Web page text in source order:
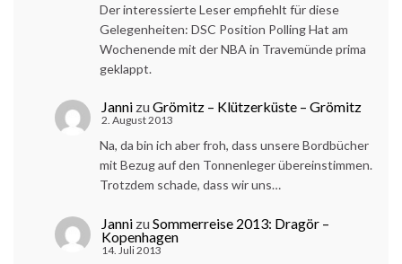
Der interessierte Leser empfiehlt für diese
Gelegenheiten: DSC Position Polling Hat am
Wochenende mit der NBA in Travemünde prima
geklappt.
Janni zuGrömitz – Klützerküste – Grömitz
2. August 2013
Na, da bin ich aber froh, dass unsere Bordbücher
mit Bezug auf den Tonnenleger übereinstimmen.
Trotzdem schade, dass wir uns…
Janni zuSommerreise 2013: Dragör –
Kopenhagen
14. Juli 2013